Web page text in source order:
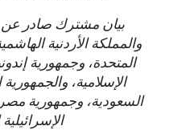
بيان مشترك صادر عن
والمملكة الأردنية
المتحدة، وجمهورية
الإسلامية، والجمهورية
السعودية، وجمهورية مصر